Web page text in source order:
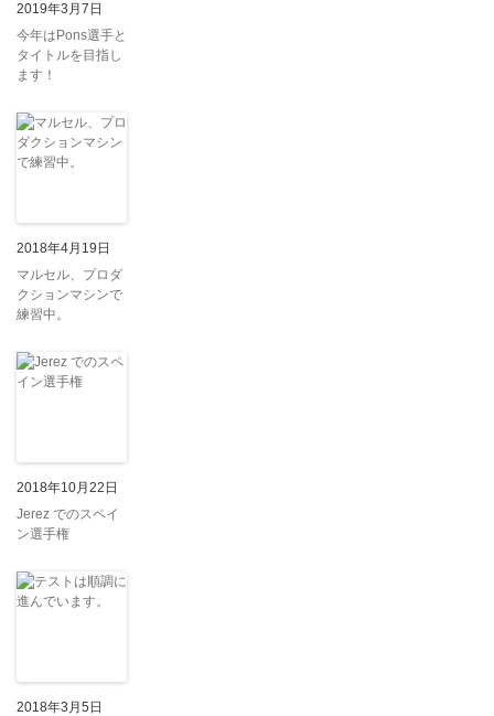
2019年3月7日
今年はPons選手と
タイトルを目指し
ます！
2018年4月19日
マルセル、プロダ
クションマシンで
練習中。
2018年10月22日
Jerez でのスペイ
ン選手権
2018年3月5日